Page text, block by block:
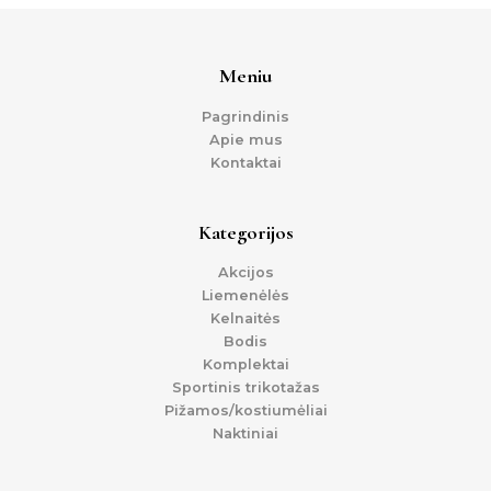
Meniu
Pagrindinis
Apie mus
Kontaktai
Kategorijos
Akcijos
Liemenėlės
Kelnaitės
Bodis
Komplektai
Sportinis trikotažas
Pižamos/kostiumėliai
Naktiniai